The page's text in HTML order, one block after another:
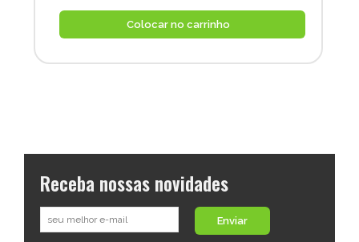
Colocar no carrinho
Receba nossas novidades
Enviar